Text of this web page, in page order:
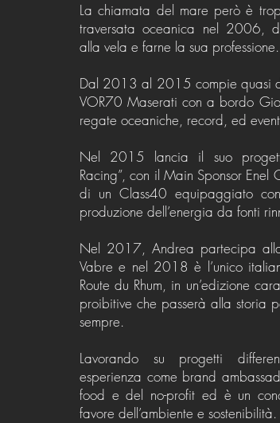
La chiamata del mare però è
traversata oceanica nel 2006,
alla vela e farne la sua professione.
Dal 2013 al 2015 compie quasi
VOR70 Maserati con a bordo
regate oceaniche, record, ed
Nel 2015 lancia il suo
Racing”, con il Main Sponsor
di un Class40 equipaggiato
produzione dell’energia da fonti
Nel 2017, Andrea partecipa
Vabre e nel 2018 è l’unico
Route du Rhum, in un’edizione
proibitive che passerà alla storia
sempre.
Lavorando su progetti
esperienza come brand
food e del no-profit ed è un
favore dell’ambiente e sostenibilità.